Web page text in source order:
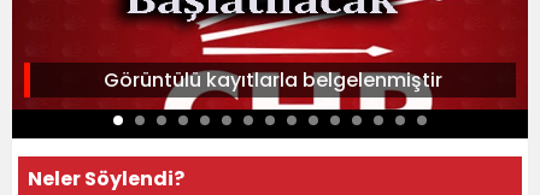
Görüntülü kayıtlarla belgelenmiştir
Neler Söylendi?